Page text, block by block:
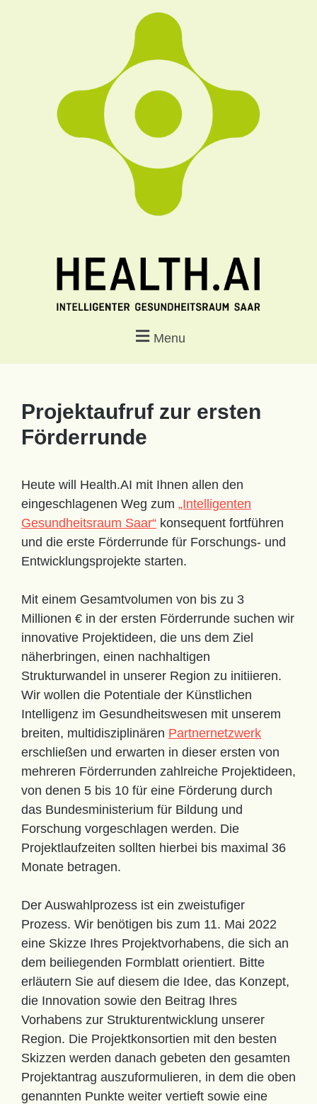
Menu
Projektaufruf zur ersten
Förderrunde
Heute will Health.AI mit Ihnen allen den
eingeschlagenen Weg zum „Intelligenten
Gesundheitsraum Saar“ konsequent fortführen
und die erste Förderrunde für Forschungs- und
Entwicklungsprojekte starten.
Mit einem Gesamtvolumen von bis zu 3
Millionen € in der ersten Förderrunde suchen wir
innovative Projektideen, die uns dem Ziel
näherbringen, einen nachhaltigen
Strukturwandel in unserer Region zu initiieren.
Wir wollen die Potentiale der Künstlichen
Intelligenz im Gesundheitswesen mit unserem
breiten, multidisziplinären Partnernetzwerk
erschließen und erwarten in dieser ersten von
mehreren Förderrunden zahlreiche Projektideen,
von denen 5 bis 10 für eine Förderung durch
das Bundesministerium für Bildung und
Forschung vorgeschlagen werden. Die
Projektlaufzeiten sollten hierbei bis maximal 36
Monate betragen.
Der Auswahlprozess ist ein zweistufiger
Prozess. Wir benötigen bis zum 11. Mai 2022
eine Skizze Ihres Projektvorhabens, die sich an
dem beiliegenden Formblatt orientiert. Bitte
erläutern Sie auf diesem die Idee, das Konzept,
die Innovation sowie den Beitrag Ihres
Vorhabens zur Strukturentwicklung unserer
Region. Die Projektkonsortien mit den besten
Skizzen werden danach gebeten den gesamten
Projektantrag auszuformulieren, in dem die oben
genannten Punkte weiter vertieft sowie eine